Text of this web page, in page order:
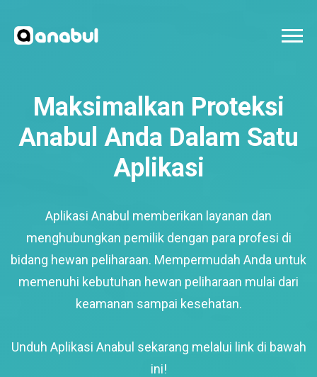
Maksimalkan Proteksi
Anabul Anda Dalam Satu
Aplikasi
Aplikasi Anabul memberikan layanan dan
menghubungkan pemilik dengan para profesi di
bidang hewan peliharaan. Mempermudah Anda untuk
memenuhi kebutuhan hewan peliharaan mulai dari
keamanan sampai kesehatan.
Unduh Aplikasi Anabul sekarang melalui link di bawah
ini!